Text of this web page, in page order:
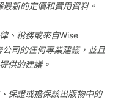
最新的定價和費用資料。
、稅務或來自Wise
司的任何專業建議，並且
供的建議。
保證或擔保該出版物中的